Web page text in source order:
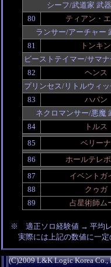
シーフ/武道家 武
80
ティアン・
ランサー/アーチャー
81
トンキン
ビーストテイマー/サマ
82
ヘンス
プリンセス/リトルウィ
83
ハパン
ネクロマンサー/悪魔
84
トルス
85
ベリーナ
86
ホールテレ
87
イベントガ
88
クゥガ
89
占星術師ム
※ 適正ソロ経験値 → 平均レ
実際には上記の数値に一定
(C)2009 L&K Logic Korea Co.,